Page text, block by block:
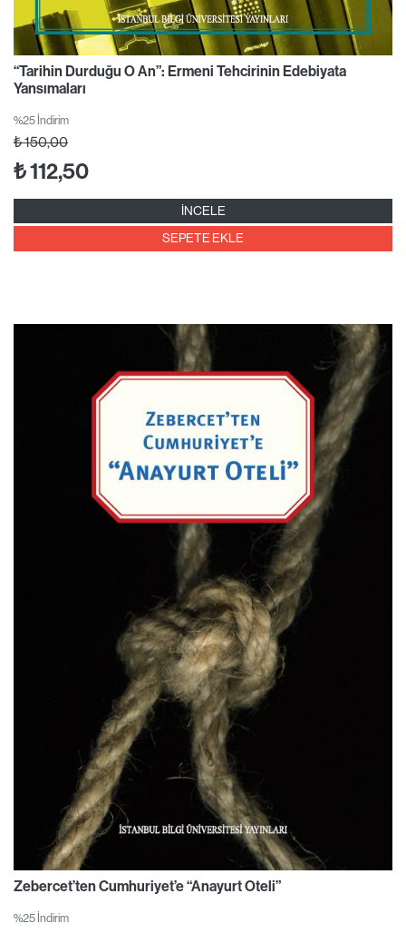
“Tarihin Durduğu O An”: Ermeni Tehcirinin Edebiyata
Yansımaları
%25 İndirim
₺150,00
₺112,50
İNCELE
SEPETE EKLE
Zebercet’ten Cumhuriyet’e “Anayurt Oteli”
%25 İndirim